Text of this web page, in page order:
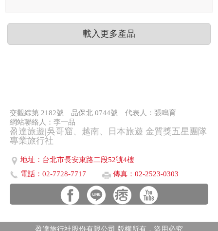
載入更多產品
交觀綜第 2182號 品保北 0744號
代表人：張鳴育
網站聯絡人：李一品
盈達旅遊|吳哥窟、越南、日本旅遊 金質獎五星團隊
專業旅行社
地址：台北市長安東路二段52號4樓
電話：02-7728-7717
傳真：02-2523-0303
盈達旅行社股份有限公司 版權所有．盜用必究